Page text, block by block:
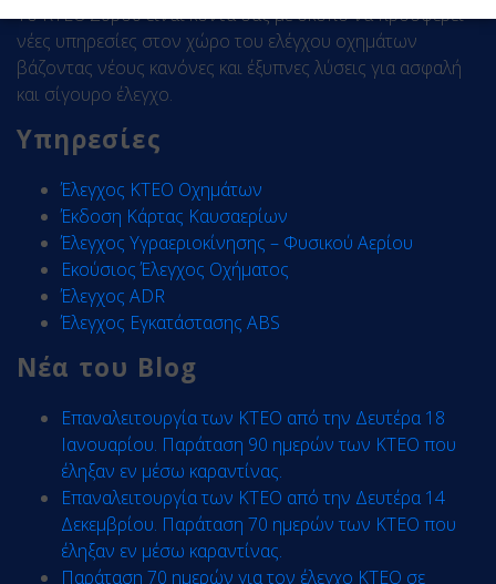
Τo KTEO Σύρου είναι κοντά σας με σκοπό να προσφέρει
νέες υπηρεσίες στον χώρο του ελέγχου οχημάτων
βάζοντας νέους κανόνες και έξυπνες λύσεις για ασφαλή
και σίγουρο έλεγχο.
Υπηρεσίες
Έλεγχος ΚΤΕΟ Οχημάτων
Έκδοση Κάρτας Καυσαερίων
Έλεγχος Υγραεριοκίνησης – Φυσικού Αερίου
Εκούσιος Έλεγχος Οχήματος
Έλεγχος ADR
Έλεγχος Εγκατάστασης ABS
Νέα του Blog
Επαναλειτουργία των ΚΤΕΟ από την Δευτέρα 18
Ιανουαρίου. Παράταση 90 ημερών των ΚΤΕΟ που
έληξαν εν μέσω καραντίνας.
Επαναλειτουργία των ΚΤΕΟ από την Δευτέρα 14
Δεκεμβρίου. Παράταση 70 ημερών των ΚΤΕΟ που
έληξαν εν μέσω καραντίνας.
Παράταση 70 ημερών για τον έλεγχο ΚΤΕΟ σε